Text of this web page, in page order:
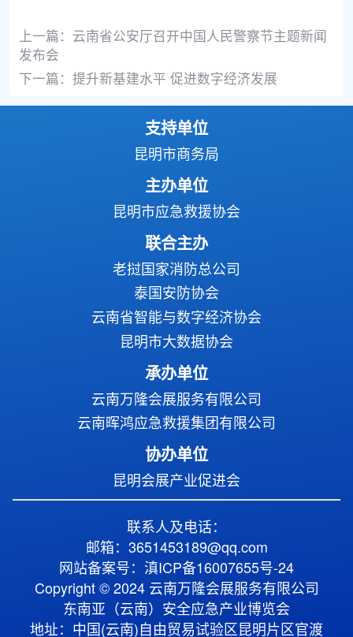
上一篇： 云南省公安厅召开中国人民警察节主题新闻
发布会
下一篇： 提升新基建水平 促进数字经济发展
支持单位
昆明市商务局
主办单位
昆明市应急救援协会
联合主办
老挝国家消防总公司
泰国安防协会
云南省智能与数字经济协会
昆明市大数据协会
承办单位
云南万隆会展服务有限公司
云南晖鸿应急救援集团有限公司
协办单位
昆明会展产业促进会
联系人及电话：
邮箱：3651453189@qq.com
网站备案号：滇ICP备16007655号-24
Copyright © 2024 云南万隆会展服务有限公司
东南亚（云南）安全应急产业博览会
地址：中国(云南)自由贸易试验区昆明片区官渡